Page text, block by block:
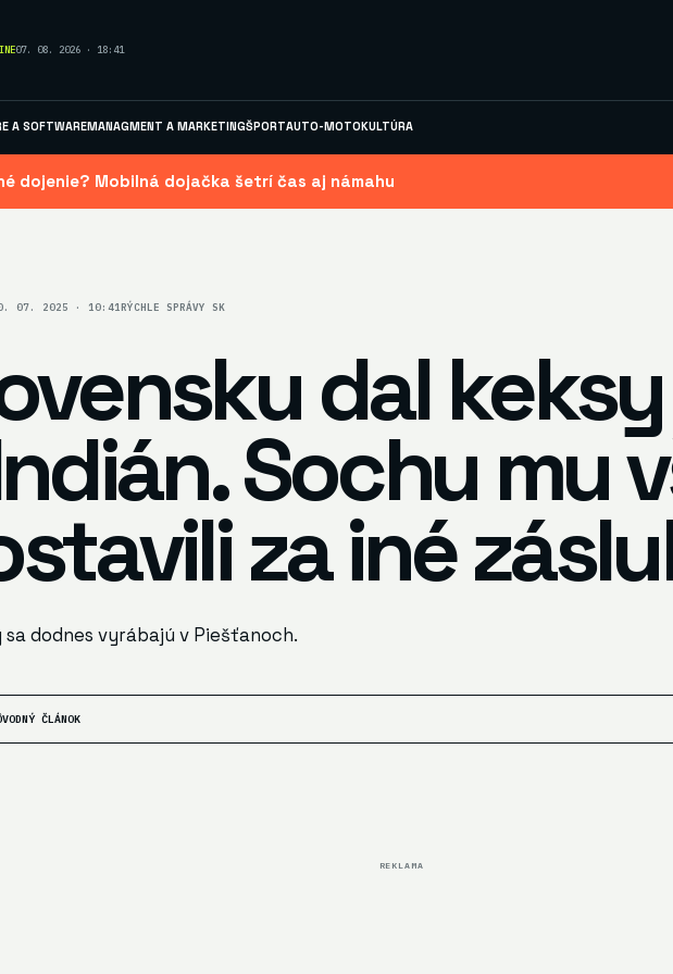
07. 08. 2026 · 18:41
A SOFTWAREMANAGMENT A MARKETINGŠPORTAUTO-MOTOKULTÚRA
dojenie? Mobilná dojačka šetrí čas aj námahu
07. 2025 · 10:41RÝCHLE SPRÁVY SK
dal
Sochu mu
za iné
sa dodnes vyrábajú v Piešťanoch.
ČLÁNOK
REKLAMA